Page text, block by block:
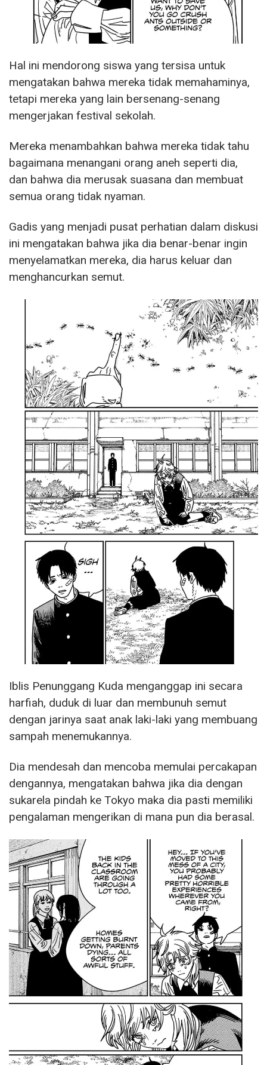
Hal ini mendorong siswa yang tersisa untuk
mengatakan bahwa mereka tidak memahaminya,
tetapi mereka yang lain bersenang-senang
mengerjakan festival sekolah.
Mereka menambahkan bahwa mereka tidak tahu
bagaimana menangani orang aneh seperti dia,
dan bahwa dia merusak suasana dan membuat
semua orang tidak nyaman.
Gadis yang menjadi pusat perhatian dalam diskusi
ini mengatakan bahwa jika dia benar-benar ingin
menyelamatkan mereka, dia harus keluar dan
menghancurkan semut.
Iblis Penunggang Kuda menganggap ini secara
harfiah, duduk di luar dan membunuh semut
dengan jarinya saat anak laki-laki yang membuang
sampah menemukannya.
Dia mendesah dan mencoba memulai percakapan
dengannya, mengatakan bahwa jika dia dengan
sukarela pindah ke Tokyo maka dia pasti memiliki
pengalaman mengerikan di mana pun dia berasal.